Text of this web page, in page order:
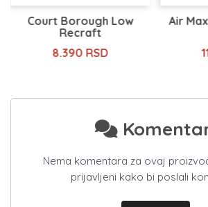
Court Borough Low
Recraft
8.390 RSD
Air
Nema komentara za ovaj
prijavljeni kako bi poslali